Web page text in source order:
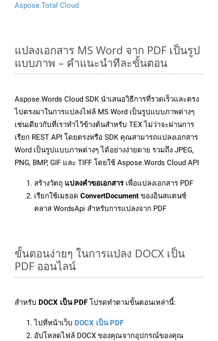
Aspose.Total Cloud
แปลงเอกสาร MS Word จาก PDF เป็นรูป
แบบภาพ – คำแนะนำทีละขั้นตอน
Aspose.Words Cloud SDK นำเสนอวิธีการที่รวดเร็วและตรง
ไปตรงมาในการแปลงไฟล์ MS Word เป็นรูปแบบภาพต่างๆ
เช่นเดียวกับที่เราทำไว้ข้างต้นสำหรับ TEX ไม่ว่าจะผ่านการ
เรียก REST API โดยตรงหรือ SDK คุณสามารถแปลงเอกสาร
Word เป็นรูปแบบภาพต่างๆ ได้อย่างง่ายดาย รวมถึง JPEG,
PNG, BMP, GIF และ TIFF โดยใช้ Aspose.Words Cloud API
สร้างวัตถุ แปลงคำขอเอกสารเพื่อแปลงเอกสาร PDF
เรียกใช้เมธอด ConvertDocument ของอินสแตนซ์
คลาส WordsApi สำหรับการแปลงจาก PDF
ขั้นตอนง่ายๆ ในการแปลง DOCX เป็น
PDF ออนไลน์
สำหรับ DOCX เป็น PDF โปรดทำตามขั้นตอนเหล่านี้:
ไปที่หน้าเว็บ DOCX เป็น PDF
อัปโหลดไฟล์ DOCX ของคุณจากอุปกรณ์ของคุณ